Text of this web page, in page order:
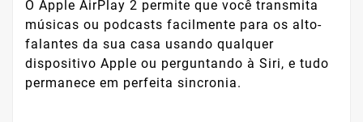
O Apple AirPlay 2 permite que você transmita
músicas ou podcasts facilmente para os alto-
falantes da sua casa usando qualquer
dispositivo Apple ou perguntando à Siri, e tudo
permanece em perfeita sincronia.